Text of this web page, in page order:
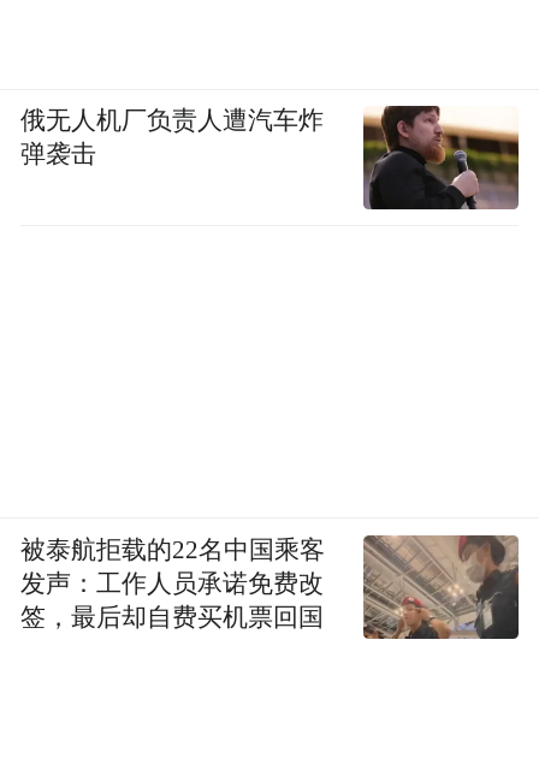
俄无人机厂负责人遭汽车炸
弹袭击
被泰航拒载的22名中国乘客
发声：工作人员承诺免费改
签，最后却自费买机票回国